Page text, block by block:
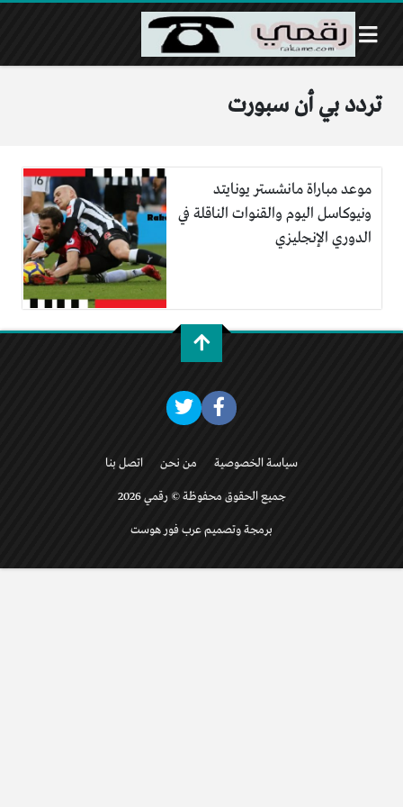
تردد بي أن سبورت
موعد مباراة مانشستر يونايتد
ونيوكاسل اليوم والقنوات الناقلة في
الدوري الإنجليزي
سياسة الخصوصية من نحن اتصل بنا
جميع الحقوق محفوظة © رقمي 2026
برمجة وتصميم عرب فور هوست